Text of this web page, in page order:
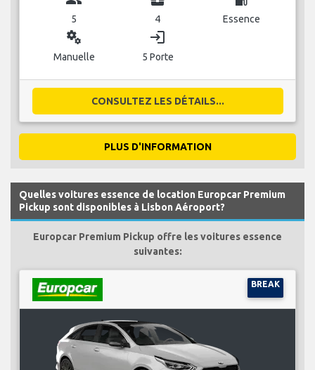
5 4 Essence
miscellaneous_services
Manuelle
login
5 Porte
CONSULTEZ LES DÉTAILS...
PLUS D'INFORMATION
Quelles voitures essence de location Europcar Premium
Pickup sont disponibles à Lisbon Aéroport?
Europcar Premium Pickup offre les voitures essence
suivantes:
BREAK